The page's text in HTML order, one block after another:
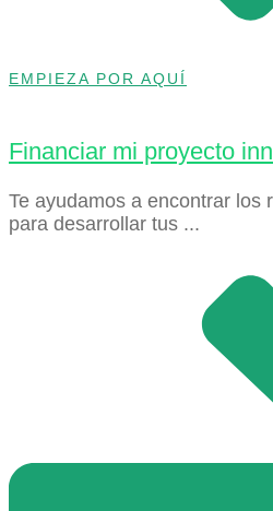
EMPIEZA POR AQUÍ
Financiar mi proyecto
Te ayudamos a encontrar los
para desarrollar tus ...